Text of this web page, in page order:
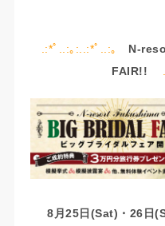
.:*ﾟ..:｡:..:*ﾟ..:｡
N-
FAIR!!
8月25日(Sat)・26